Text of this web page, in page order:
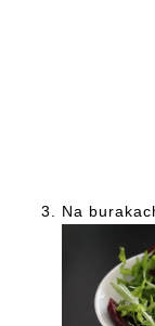
3. Na